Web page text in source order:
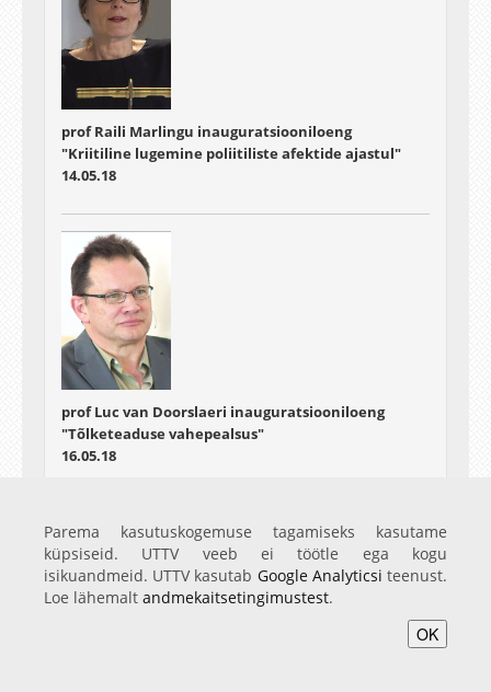
prof Raili Marlingu inauguratsiooniloeng
"Kriitiline lugemine poliitiliste afektide ajastul"
14.05.18
prof Luc van Doorslaeri inauguratsiooniloeng
"Tõlketeaduse vahepealsus"
16.05.18
Parema kasutuskogemuse tagamiseks kasutame
küpsiseid. UTTV veeb ei töötle ega kogu
isikuandmeid. UTTV kasutab Google Analyticsi teenust.
Loe lähemalt andmekaitsetingimustest.
OK